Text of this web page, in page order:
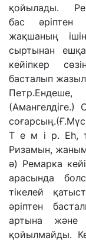
қойылады.
бас әріптен
жақшаның
сыртынан
кейіпкер
басталып
Петр.Ендеше,
(Амангелдіге.)
соғарсың.
Т е м і р. Еһ,
Ризамын,
ә) Ремарка
арасында
тікелей
әріптен
артына және
қойылмайды.